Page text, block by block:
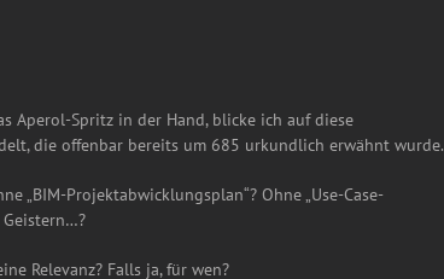
Aperol-Spritz in der Hand, blicke ich auf diese
die offenbar bereits um 685 urkundlich erwähnt wurde.
„BIM-Projektabwicklungsplan“? Ohne „Use-Case-
Relevanz? Falls ja, für wen?